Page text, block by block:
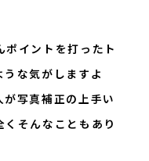
イントを打ったト
な気がしますよ
写真補正の上手い
そんなこともあり